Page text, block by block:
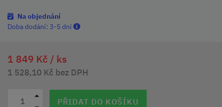
Na objednání
Doba dodání: 3-5 dní
1 849 Kč / ks
1 528,10 Kč bez DPH
PŘIDAT DO KOŠÍKU